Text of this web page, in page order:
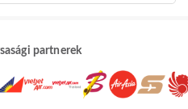
partnerek